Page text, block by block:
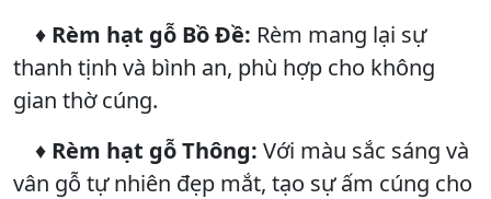
♦ Rèm hạt gỗ Bồ Đề: Rèm mang lại sự
thanh tịnh và bình an, phù hợp cho không
gian thờ cúng.
♦ Rèm hạt gỗ Thông: Với màu sắc sáng và
vân gỗ tự nhiên đẹp mắt, tạo sự ấm cúng cho